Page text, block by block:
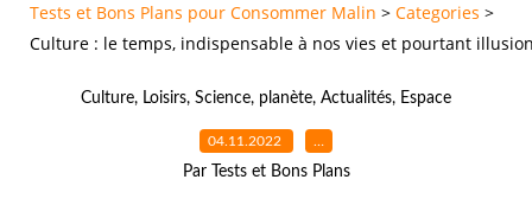
Tests et Bons Plans pour Consommer Malin > Categories >
Culture : le temps, indispensable à nos vies et pourtant
Culture, Loisirs, Science, planète, Actualités, Espace
04.11.2022 …
Par Tests et Bons Plans